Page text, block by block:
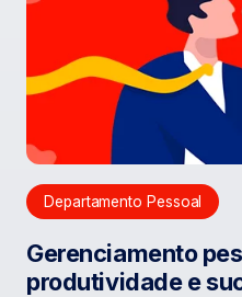
Departamento Pessoal
Gerenciamento
produtividade e